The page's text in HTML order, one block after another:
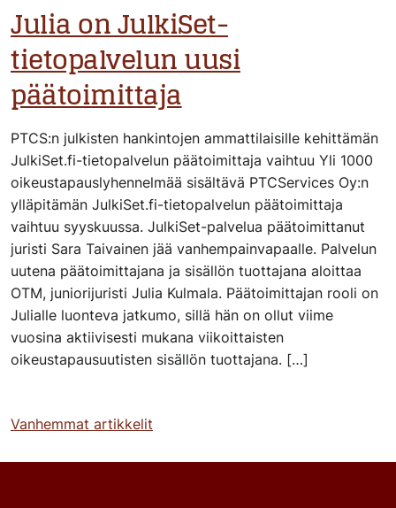
Julia on JulkiSet-
tietopalvelun uusi
päätoimittaja
PTCS:n julkisten hankintojen ammattilaisille kehittämän
JulkiSet.fi-tietopalvelun päätoimittaja vaihtuu Yli 1000
oikeustapauslyhennelmää sisältävä PTCServices Oy:n
ylläpitämän JulkiSet.fi-tietopalvelun päätoimittaja
vaihtuu syyskuussa. JulkiSet-palvelua päätoimittanut
juristi Sara Taivainen jää vanhempainvapaalle. Palvelun
uutena päätoimittajana ja sisällön tuottajana aloittaa
OTM, juniorijuristi Julia Kulmala. Päätoimittajan rooli on
Julialle luonteva jatkumo, sillä hän on ollut viime
vuosina aktiivisesti mukana viikoittaisten
oikeustapausuutisten sisällön tuottajana. […]
Artikkelien
selaus
Vanhemmat artikkelit